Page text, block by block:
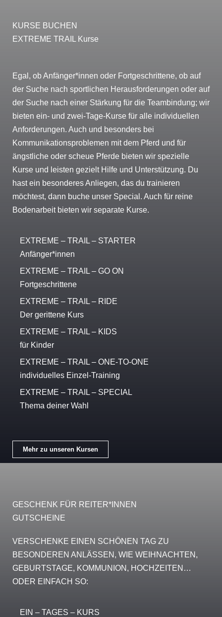
KURSE BUCHEN
EXTREME TRAIL Kurse
Egal, ob Anfänger*innen oder Fortgeschrittene, ob auf
der Suche nach sportlichen Herausforderungen oder auf
der Suche nach einer Stärkung für die Teambindung; wir
bieten ein- und zwei-Tage-Kurse für alle individuellen
Anforderungen. Auch und besonders bei
Kommunikationsproblemen mit dem Pferd und für
ängstliche oder scheue Pferde bieten wir spezielle
Kurse und leisten gezielt Hilfe und Unterstützung. Du
hast ein besonderes Anliegen, das du trainieren
möchtest, dann buche unser Special. Auch für reine
Bodenarbeit bieten wir separate Kurse.
EXTREME – TRAIL – STARTER
Anfänger*innen
EXTREME – TRAIL – GO ON
Fortgeschrittene
EXTREME – TRAIL – RIDE
Der gerittene Kurs
EXTREME – TRAIL – KIDS
für Kinder
EXTREME – TRAIL – ONE-TO-ONE
individuelles Einzel-Training​
EXTREME – TRAIL – SPECIAL
Thema deiner Wahl
Mehr zu unseren Kursen
GESCHENK FÜR REITER*INNEN
GUTSCHEINE
VERSCHENKE EINEN SCHÖNEN TAG ZU
BESONDEREN ANLÄSSEN, WIE WEIHNACHTEN,
GEBURTSTAGE, KOMMUNION, HOCHZEITEN…
ODER EINFACH SO:
EIN – TAGES – KURS